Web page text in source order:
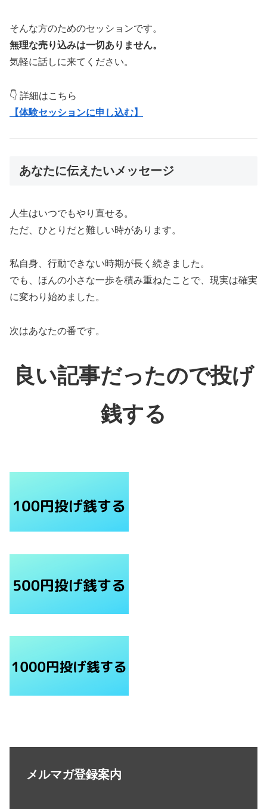
そんな方のためのセッションです。
無理な売り込みは一切ありません。
気軽に話しに来てください。
👇 詳細はこちら
【体験セッションに申し込む】
あなたに伝えたいメッセージ
人生はいつでもやり直せる。
ただ、ひとりだと難しい時があります。
私自身、行動できない時期が長く続きました。
でも、ほんの小さな一歩を積み重ねたことで、現実は確実
に変わり始めました。
次はあなたの番です。
良い記事だったので投げ
銭する
メルマガ登録案内